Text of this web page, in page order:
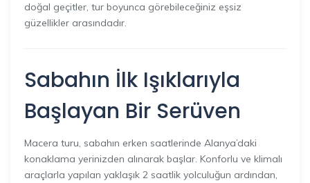
doğal geçitler, tur boyunca görebileceğiniz eşsiz
güzellikler arasındadır.
Sabahın İlk Işıklarıyla
Başlayan Bir Serüven
Macera turu, sabahın erken saatlerinde Alanya’daki
konaklama yerinizden alınarak başlar. Konforlu ve klimalı
araçlarla yapılan yaklaşık 2 saatlik yolculuğun ardından,